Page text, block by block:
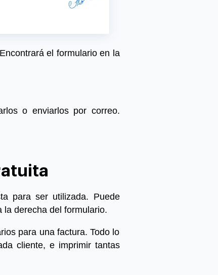
el formulario en la
o enviarlos por correo.
para ser utilizada. Puede
la derecha del formulario.
para una factura. Todo lo
cliente, e imprimir tantas